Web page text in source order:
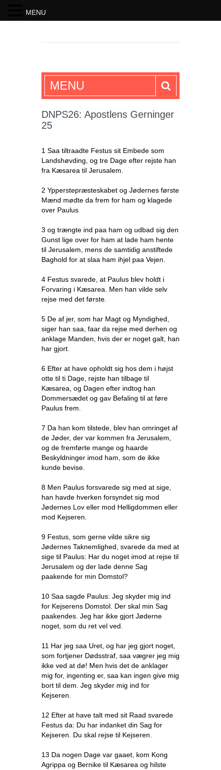
SKRIFTEN
MENU
DNPS26: Apostlens Gerninger
25
1 Saa tiltraadte Festus sit Embede som
Landshøvding, og tre Dage efter rejste han
fra Kæsarea til Jerusalem.
2 Ypperstepræsteskabet og Jødernes første
Mænd mødte da frem for ham og klagede
over Paulus
3 og trængte ind paa ham og udbad sig den
Gunst lige over for ham at lade ham hente
til Jerusalem, mens de samtidig anstiftede
Baghold for at slaa ham ihjel paa Vejen.
4 Festus svarede, at Paulus blev holdt i
Forvaring i Kæsarea. Men han vilde selv
rejse med det første.
5 De af jer, som har Magt og Myndighed,
siger han saa, faar da rejse med derhen og
anklage Manden, hvis der er noget galt, han
har gjort.
6 Efter at have opholdt sig hos dem i højst
otte til ti Dage, rejste han tilbage til
Kæsarea, og Dagen efter indtog han
Dommersædet og gav Befaling til at føre
Paulus frem.
7 Da han kom tilstede, blev han omringet af
de Jøder, der var kommen fra Jerusalem,
og de fremførte mange og haarde
Beskyldninger imod ham, som de ikke
kunde bevise.
8 Men Paulus forsvarede sig med at sige,
han havde hverken forsyndet sig mod
Jødernes Lov eller mod Helligdommen eller
mod Kejseren.
9 Festus, som gerne vilde sikre sig
Jødernes Taknemlighed, svarede da med at
sige til Paulus: Har du noget imod at rejse til
Jerusalem og der lade denne Sag
paakende for min Domstol?
10 Saa sagde Paulus: Jeg skyder mig ind
for Kejserens Domstol. Der skal min Sag
paakendes. Jeg har ikke gjort Jøderne
noget, som du ret vel ved.
11 Har jeg saa Uret, og har jeg gjort noget,
som fortjener Dødsstraf, saa vægrer jeg mig
ikke ved at dø! Men hvis det de anklager
mig for, ingenting er, saa kan ingen give mig
bort til dem. Jeg skyder mig ind for
Kejseren.
12 Efter at have talt med sit Raad svarede
Festus da: Du har indanket din Sag for
Kejseren. Du skal rejse til Kejseren.
13 Da nogen Dage var gaaet, kom Kong
Agrippa og Bernike til Kæsarea og hilste
MENU